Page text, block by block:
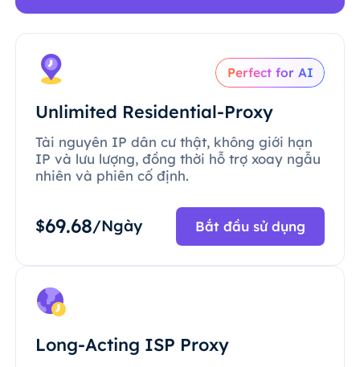
Perfect for AI
Unlimited Residential-Proxy
Tài nguyên IP dân cư thật, không giới hạn
IP và lưu lượng, đồng thời hỗ trợ xoay ngẫu
nhiên và phiên cố định.
$69.68/Ngày Bắt đầu sử dụng
Long-Acting ISP Proxy